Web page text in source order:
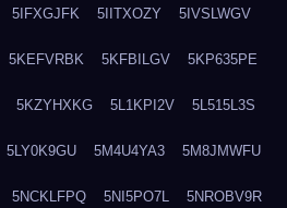
5IFXGJFK 5IITXOZY 5IVSLWGV
5KEFVRBK 5KFBILGV 5KP635PE
5KZYHXKG 5L1KPI2V 5L515L3S
5LY0K9GU 5M4U4YA3 5M8JMWFU
5NCKLFPQ 5NI5PO7L 5NROBV9R